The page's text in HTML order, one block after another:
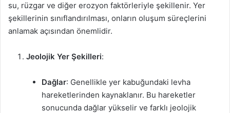
su, rüzgar ve diğer erozyon faktörleriyle şekillenir. Yer
şekillerinin sınıflandırılması, onların oluşum süreçlerini
anlamak açısından önemlidir.
Jeolojik Yer Şekilleri:
Dağlar: Genellikle yer kabuğundaki levha
hareketlerinden kaynaklanır. Bu hareketler
sonucunda dağlar yükselir ve farklı jeolojik